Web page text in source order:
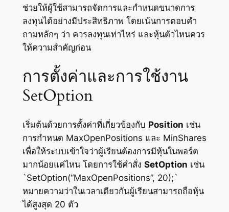
ช่วยให้ผู้ใช้สามารถจัดการและกำหนดขนาดการ
ลงทุนได้อย่างมีประสิทธิภาพ โดยเน้นการตอบคำ
ถามหลักๆ ว่า ควรลงทุนเท่าไหร่ และหุ้นตัวไหนควร
ให้ความสำคัญก่อน
การตั้งค่าและการใช้งาน
SetOption
เริ่มต้นด้วยการตั้งค่าที่เกี่ยวข้องกับ Position เช่น
การกำหนด MaxOpenPositions และ MinShares
เพื่อให้ระบบเข้าใจว่าผู้เรียนต้องการมีหุ้นในพอร์ต
มากน้อยแค่ไหน โดยการใช้คำสั่ง SetOption เช่น
`SetOption(“MaxOpenPositions”, 20);`
หมายความว่าในเวลาเดียวกันผู้เรียนสามารถถือหุ้น
ได้สูงสุด 20 ตัว